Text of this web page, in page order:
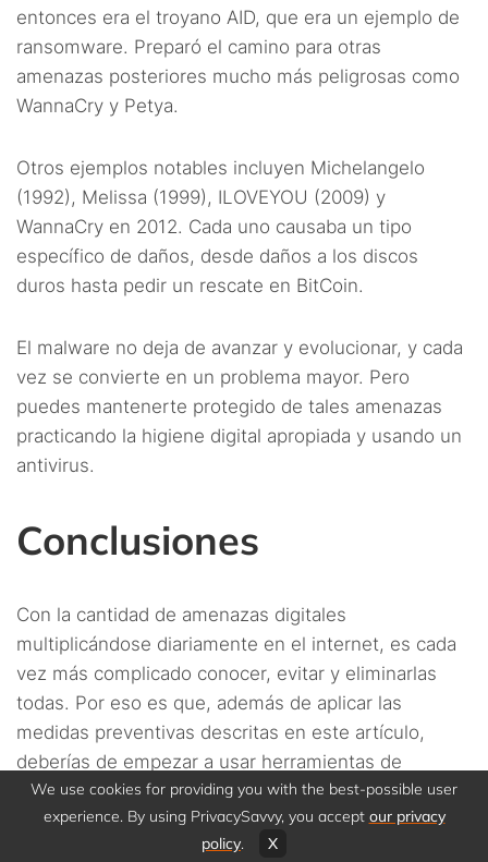
entonces era el troyano AID, que era un ejemplo de
ransomware. Preparó el camino para otras
amenazas posteriores mucho más peligrosas como
WannaCry y Petya.
Otros ejemplos notables incluyen Michelangelo
(1992), Melissa (1999), ILOVEYOU (2009) y
WannaCry en 2012. Cada uno causaba un tipo
específico de daños, desde daños a los discos
duros hasta pedir un rescate en BitCoin.
El malware no deja de avanzar y evolucionar, y cada
vez se convierte en un problema mayor. Pero
puedes mantenerte protegido de tales amenazas
practicando la higiene digital apropiada y usando un
antivirus.
Conclusiones
Con la cantidad de amenazas digitales
multiplicándose diariamente en el internet, es cada
vez más complicado conocer, evitar y eliminarlas
todas. Por eso es que, además de aplicar las
medidas preventivas descritas en este artículo,
deberías de empezar a usar herramientas de
seguridad digital.
Aunque las suites antivirus son buenas soluciones,
We use cookies for providing you with the best-possible user
experience. By using PrivacySavvy, you accept our privacy
policy. X